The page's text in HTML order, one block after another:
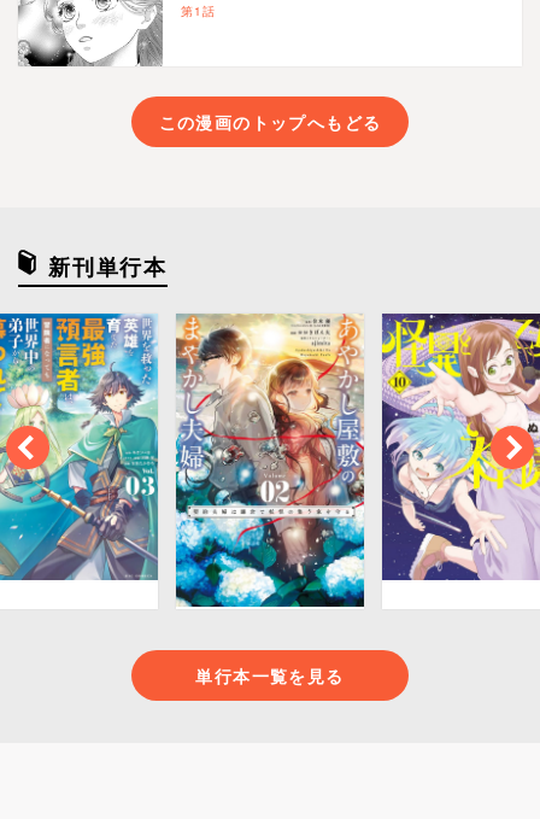
第1話
この漫画のトップへもどる
新刊単行本
単行本一覧を見る